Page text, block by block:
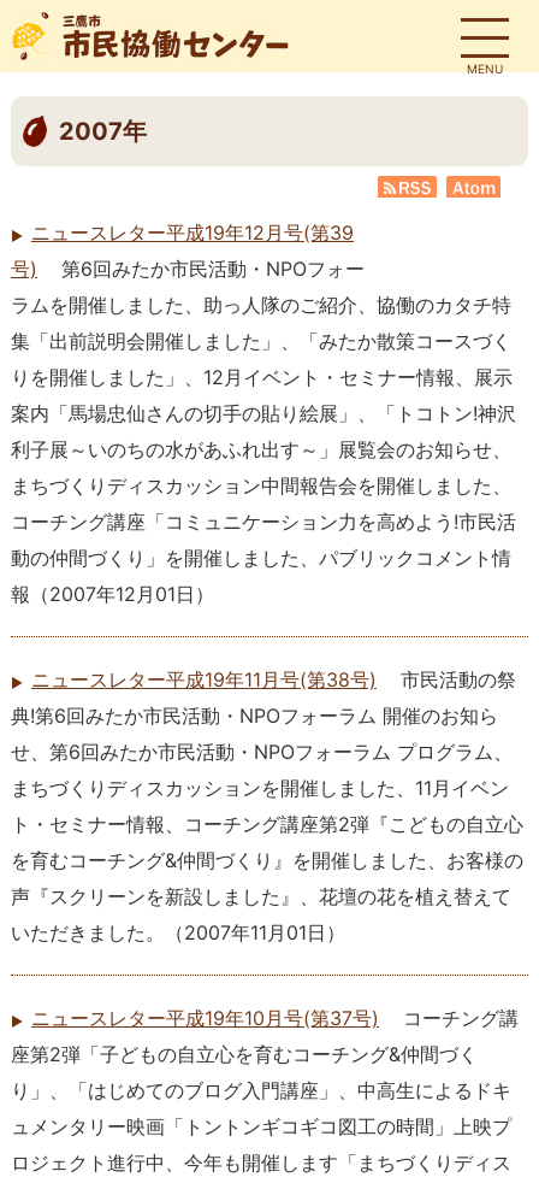
MENU
2007年
ニュースレター平成19年12月号(第39
号)
第6回みたか市民活動・NPOフォー
ラムを開催しました、助っ人隊のご紹介、協働のカタチ特
集「出前説明会開催しました」、「みたか散策コースづく
りを開催しました」、12月イベント・セミナー情報、展示
案内「馬場忠仙さんの切手の貼り絵展」、「トコトン!神沢
利子展～いのちの水があふれ出す～」展覧会のお知らせ、
まちづくりディスカッション中間報告会を開催しました、
コーチング講座「コミュニケーション力を高めよう!市民活
動の仲間づくり」を開催しました、パブリックコメント情
報 （2007年12月01日 ）
ニュースレター平成19年11月号(第38号)
市民活動の祭
典!第6回みたか市民活動・NPOフォーラム 開催のお知ら
せ、第6回みたか市民活動・NPOフォーラム プログラム、
まちづくりディスカッションを開催しました、11月イベン
ト・セミナー情報、コーチング講座第2弾『こどもの自立心
を育むコーチング&仲間づくり』を開催しました、お客様の
声『スクリーンを新設しました』、花壇の花を植え替えて
いただきました。
（2007年11月01日 ）
ニュースレター平成19年10月号(第37号)
コーチング講
座第2弾「子どもの自立心を育むコーチング&仲間づく
り」、「はじめてのブログ入門講座」、中高生によるドキ
ュメンタリー映画「トントンギコギコ図工の時間」上映プ
ロジェクト進行中、今年も開催します「まちづくりディス